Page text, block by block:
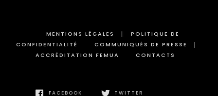
MENTIONS LÉGALES
POLITIQUE DE
CONFIDENTIALITÉ
COMMUNIQUÉS DE PRESSE
ACCRÉDITATION FEMUA
CONTACTS
FACEBOOK TWITTER